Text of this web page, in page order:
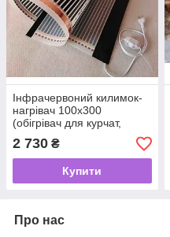
Інфрачервоний килимок-
нагрівач 100х300
(обігрівач для курчат,
нагрівач для поросят,
кроликів) 600 Вт
2 730 ₴
Купити
Про нас